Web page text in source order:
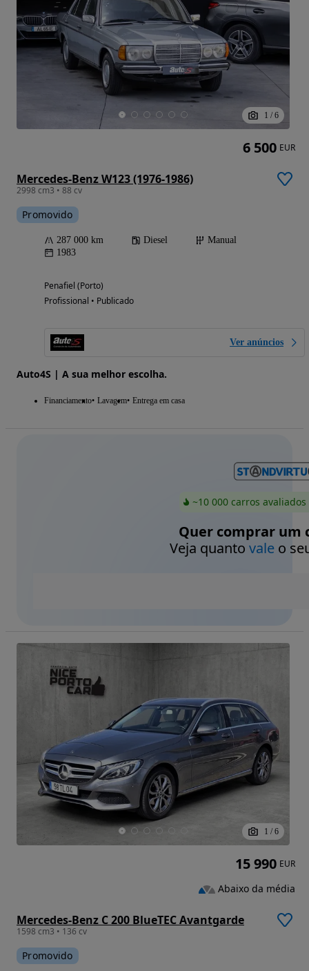
1 / 6
Mercedes-Benz W123 (1976-1986)
2998 cm3 • 88 cv
Promovido
287 000 km Diesel
Manual
1983
Penafiel (Porto)
Profissional • Publicado
Ver anúncios
Auto4S | A sua melhor escolha.
Financiamento Lavagem Entrega em casa
6 500 EUR
~10 000 carros
Quer comprar um
Veja quanto valeo
1 / 6
Mercedes-Benz C 200 BlueTEC Avantgarde
1598 cm3 • 136 cv
Promovido
15 990 EUR
Abaixo da média